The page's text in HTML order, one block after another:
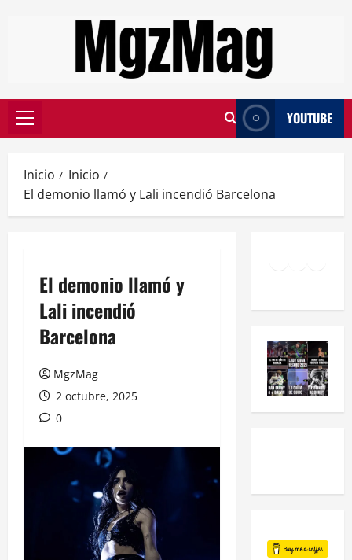
YOUTUBE
Inicio
Inicio
El demonio llamó y Lali incendió Barcelona
El demonio llamó y
Lali incendió
Barcelona
MgzMag
2 octubre, 2025
0